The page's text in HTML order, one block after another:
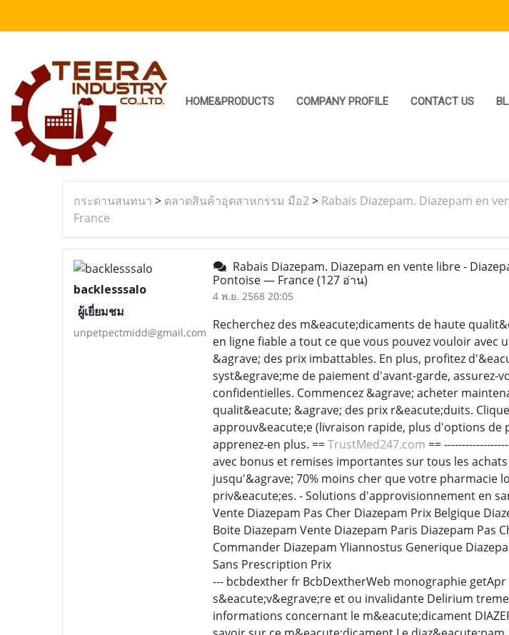
HOME&PRODUCTS COMPANY PROFILE CONTACT US
กระดานสนทนา > ตลาดสินค้าอุตสาหกรรม มือ2> Rabais Diazepam. Diazepam en
France
backlesssalo
ผู้เยี่ยมชม
unpetpectmidd@gmail.com
Rabais Diazepam. Diazepam en vente libre -
Pontoise — France(127 อ่าน)
4 พ.ย. 2568 20:05
Recherchez des m&eacute;dicaments de haute
en ligne fiable a tout ce que vous pouvez vouloir
&agrave; des prix imbattables. En plus, profitez
syst&egrave;me de paiement d'avant-garde,
confidentielles. Commencez &agrave; acheter
qualit&eacute; &agrave; des prix r&eacute;duits.
approuv&eacute;e (livraison rapide, plus d'options de
apprenez-en plus. ==TrustMed247.com ==
avec bonus et remises importantes sur tous les
jusqu'&agrave; 70% moins cher que votre pharmacie
priv&eacute;es. - Solutions d'approvisionnement en
Vente Diazepam Pas Cher Diazepam Prix Belgique
Boite Diazepam Vente Diazepam Paris Diazepam Pas
Commander Diazepam Yliannostus Generique
Sans Prescription Prix
--- bcbdexther fr BcbDextherWeb monographie
s&eacute;v&egrave;re et ou invalidante Delirium
informations concernant le m&eacute;dicament